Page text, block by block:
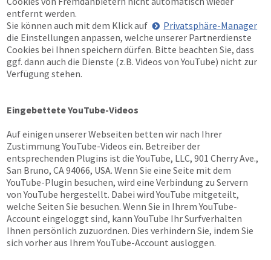
entfernt werden.
Sie können auch mit dem Klick auf
Privatsphäre-Manager
die Einstellungen anpassen, welche unserer Partnerdienste
Cookies bei Ihnen speichern dürfen. Bitte beachten Sie, dass
ggf. dann auch die Dienste (z.B. Videos von YouTube) nicht zur
Verfügung stehen.
Eingebettete YouTube-Videos
Auf einigen unserer Webseiten betten wir nach Ihrer
Zustimmung YouTube-Videos ein. Betreiber der
entsprechenden Plugins ist die YouTube, LLC, 901 Cherry Ave.,
San Bruno, CA 94066, USA. Wenn Sie eine Seite mit dem
YouTube-Plugin besuchen, wird eine Verbindung zu Servern
von YouTube hergestellt. Dabei wird YouTube mitgeteilt,
welche Seiten Sie besuchen. Wenn Sie in Ihrem YouTube-
Account eingeloggt sind, kann YouTube Ihr Surfverhalten
Ihnen persönlich zuzuordnen. Dies verhindern Sie, indem Sie
sich vorher aus Ihrem YouTube-Account ausloggen.